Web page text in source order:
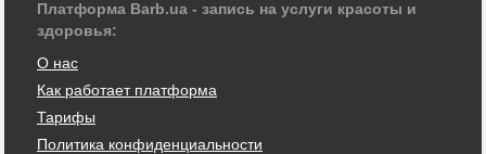
Платформа Barb.ua - запись на услуги красоты и
здоровья:
О нас
Как работает платформа
Тарифы
Политика конфиденциальности